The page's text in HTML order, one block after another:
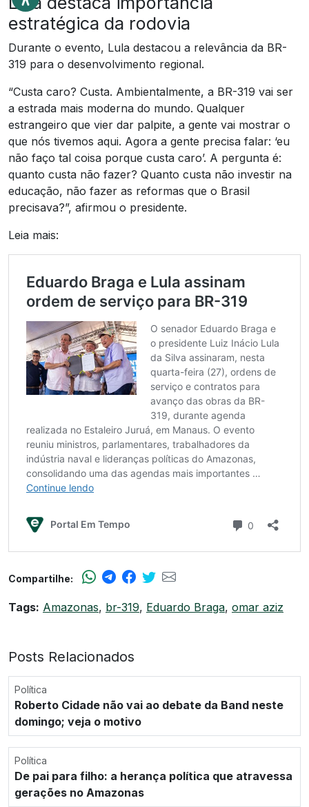
estratégica da rodovia
Durante o evento, Lula destacou a relevância da BR-
319 para o desenvolvimento regional.
“Custa caro? Custa. Ambientalmente, a BR-319 vai ser
a estrada mais moderna do mundo. Qualquer
estrangeiro que vier dar palpite, a gente vai mostrar o
que nós tivemos aqui. Agora a gente precisa falar: ‘eu
não faço tal coisa porque custa caro’. A pergunta é:
quanto custa não fazer? Quanto custa não investir na
educação, não fazer as reformas que o Brasil
precisava?”, afirmou o presidente.
Leia mais:
Compartilhe:
Tags: Amazonas, br-319, Eduardo Braga, omar aziz
Posts Relacionados
Política
Roberto Cidade não vai ao debate da Band neste
domingo; veja o motivo
Política
De pai para filho: a herança política que atravessa
gerações no Amazonas